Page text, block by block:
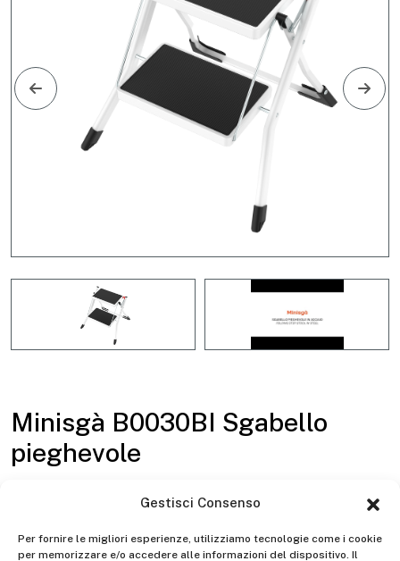
Gestisci Consenso
Per fornire le migliori esperienze, utilizziamo tecnologie come i cookie
per memorizzare e/o accedere alle informazioni del dispositivo. Il
Minisgà B0030BI Sgabello
pieghevole
EN 14183 + D.Lgs. 81/08 Acciaio
Hobbistico - non continuativo